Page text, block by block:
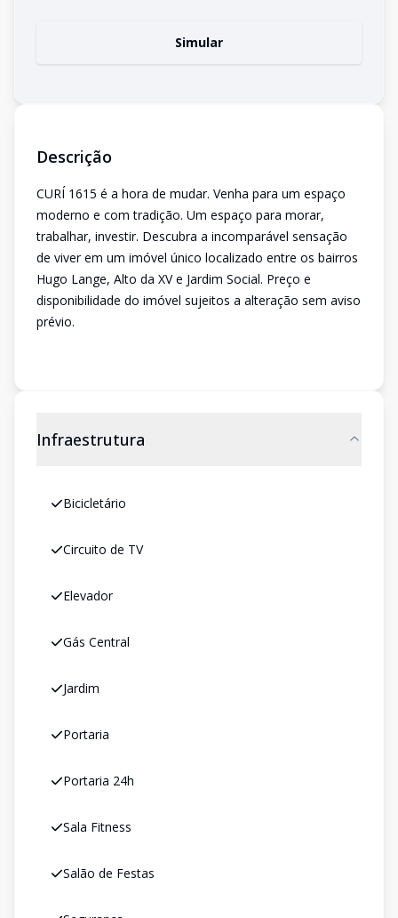
Simular
Descrição
CURÍ 1615 é a hora de mudar. Venha para um espaço
moderno e com tradição. Um espaço para morar,
trabalhar, investir. Descubra a incomparável sensação
de viver em um imóvel único localizado entre os bairros
Hugo Lange, Alto da XV e Jardim Social. Preço e
disponibilidade do imóvel sujeitos a alteração sem aviso
prévio.
Infraestrutura
Bicicletário
Circuito de TV
Elevador
Gás Central
Jardim
Portaria
Portaria 24h
Sala Fitness
Salão de Festas